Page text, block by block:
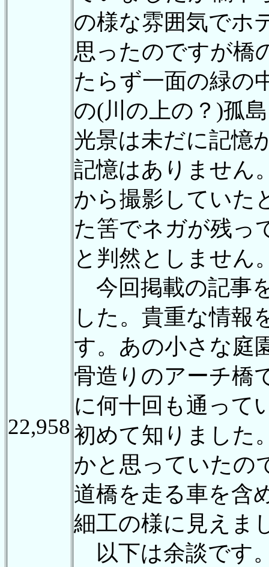
22,958
の様な雰囲気でホ
思ったのですが橋
たらず一面の緑の
の(川の上の？)孤
光景は未だに記憶
記憶はありません
から撮影していた
た筈でネガが残っ
と判然としません
今回掲載の記事
した。貴重な情報
す。あの小さな庭
骨造りのアーチ橋
に何十回も通って
初めて知りました
かと思っていたの
道橋を走る車を含
細工の様に見えま
以下は余談です